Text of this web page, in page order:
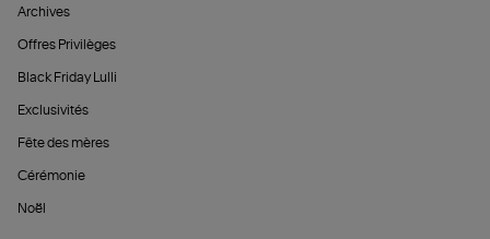
Archives
Offres Privilèges
Black Friday Lulli
Exclusivités
Fête des mères
Cérémonie
Noël